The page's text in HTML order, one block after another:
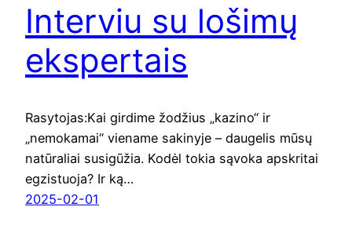
Interviu su lošimų
ekspertais
Rasytojas:Kai girdime žodžius „kazino“ ir
„nemokamai“ viename sakinyje – daugelis mūsų
natūraliai susigūžia. Kodėl tokia sąvoka apskritai
egzistuoja? Ir ką…
2025-02-01